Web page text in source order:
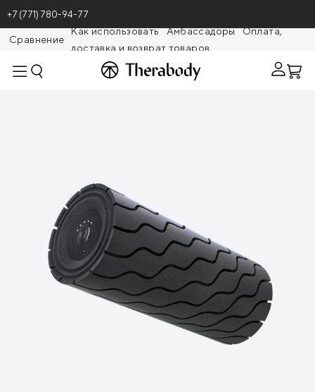
+7 (771) 780-94-77
Сравнение
Как использовать Амбассадоры
Оплата,
доставка и возврат товаров